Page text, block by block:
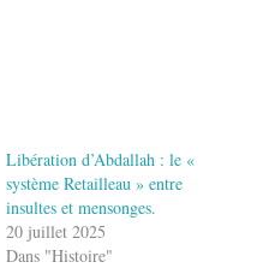
Libération d’Abdallah : le «
système Retailleau » entre
insultes et mensonges.
20 juillet 2025
Dans "Histoire"